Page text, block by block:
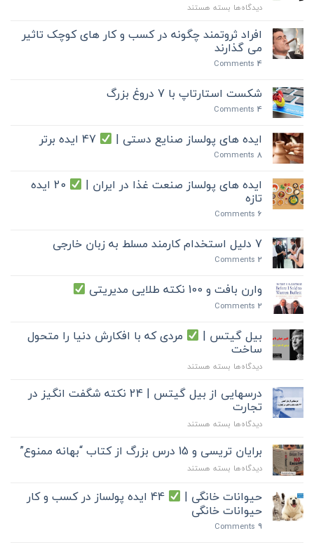
دیدگاه‌ها برای
هیجانی
چیست؟
+
10
مدیران
دارای
هیجانی
(EQ)
?
بسته هستند
افراد ثروتمند چگونه در کسب و کار های کوچک تاثیر
می گذارند
4
شکست استارتاپ با 7 دروغ بزرگ
4
ایده های پولساز صنایع دستی | 47 ایده برتر
8
ایده های پولساز صنعت غذا در ایران | 20 ایده
تازه
6
7 دلیل استخدام کارمند مسلط به زبان خارجی
2
وارن بافت و 100 نکته طلایی مدیریتی
2
بیل گیتس | مردی که با افکارش دنیا را متحول
ساخت
دیدگاه‌ها برای
گیتس
|
مردی
با
افکارش
دنیا
متحول
ساخت
بسته هستند
درسهایی از بیل گیتس | 24 نکته شگفت انگیز در
تجارت
دیدگاه‌ها برای
از
بیل
گیتس
24
نکته
انگیز
بسته هستند
برایان تریسی و 15 درس بزرگ از کتاب “بهانه ممنوع”
دیدگاه‌ها برای
تریسی
و
15
درس
بسته هستند
حیوانات خانگی | 44 ایده پولساز در کسب و کار
حیوانات خانگی
9